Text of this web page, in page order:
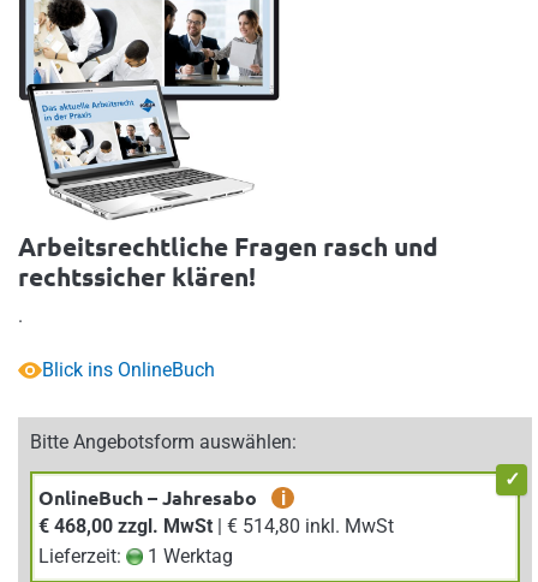
Arbeitsrechtliche Fragen rasch und
rechtssicher klären!
.
Blick ins OnlineBuch
Bitte Angebotsform auswählen:
OnlineBuch – Jahresabo
i
€ 468,00 zzgl. MwSt
| € 514,80 inkl. MwSt
Lieferzeit:
1 Werktag